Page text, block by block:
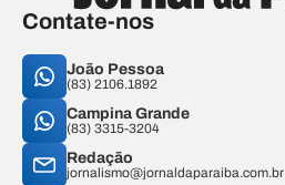
Contate-nos
João Pessoa
(83) 2106.1892
Campina Grande
(83) 3315-3204
Redação
jornalismo@jornaldaparaiba.com.br